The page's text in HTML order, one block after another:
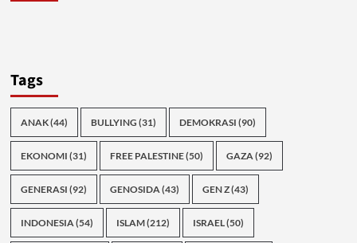
Tags
ANAK(44) BULLYING (31) DEMOKRASI (90)
EKONOMI (31) FREE PALESTINE(50) GAZA(92)
GENERASI (92) GENOSIDA(43) GEN Z(43)
INDONESIA(54) ISLAM(212) ISRAEL(50)